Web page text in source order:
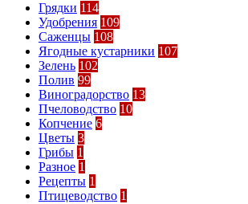
Грядки 114
Удобрения 109
Саженцы 108
Ягодные кустарники 107
Зелень 102
Полив 99
Виноградорство 13
Пчеловодство 10
Копчение 6
Цветы 3
Грибы 1
Разное 1
Рецепты 1
Птицеводство 1